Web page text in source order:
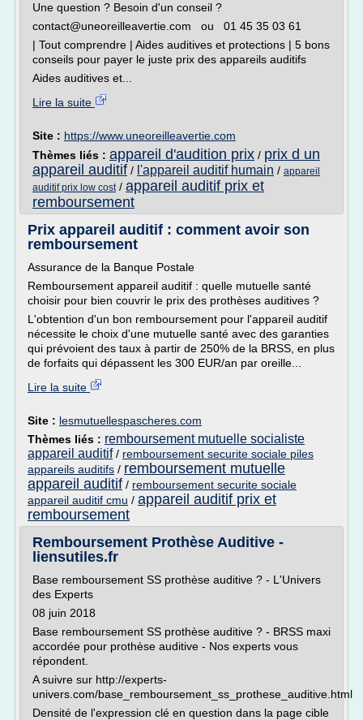
Une question ? Besoin d'un conseil ?
contact@uneoreilleavertie.com ou 01 45 35 03 61
| Tout comprendre | Aides auditives et protections | 5 bons
conseils pour payer le juste prix des appareils auditifs
Aides auditives et...
Lire la suite
Site : https://www.uneoreilleavertie.com
Thèmes liés : appareil d'audition prix / prix d un
appareil auditif / l'appareil auditif humain / appareil
auditif prix low cost/ appareil auditif prix et
remboursement
Prix appareil auditif : comment avoir son
remboursement
Assurance de la Banque Postale
Remboursement appareil auditif : quelle mutuelle santé
choisir pour bien couvrir le prix des prothèses auditives ?
L'obtention d'un bon remboursement pour l'appareil auditif
nécessite le choix d'une mutuelle santé avec des garanties
qui prévoient des taux à partir de 250% de la BRSS, en plus
de forfaits qui dépassent les 300 EUR/an par oreille...
Lire la suite
Site : lesmutuellespascheres.com
Thèmes liés : remboursement mutuelle socialiste
appareil auditif/ remboursement securite sociale piles
appareils auditifs / remboursement mutuelle
appareil auditif / remboursement securite sociale
appareil auditif cmu / appareil auditif prix et
remboursement
Remboursement Prothèse Auditive -
liensutiles.fr
Base remboursement SS prothèse auditive ? - L'Univers
des Experts
08 juin 2018
Base remboursement SS prothèse auditive ? - BRSS maxi
accordée pour prothèse auditive - Nos experts vous
répondent.
A suivre sur http://experts-
univers.com/base_remboursement_ss_prothese_auditive.html
Densité de l'expression clé en question dans la page cible